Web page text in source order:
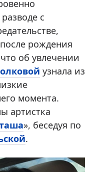
с
рождения
об увлечении
узнала из
момента.
артистка
», беседуя по
.